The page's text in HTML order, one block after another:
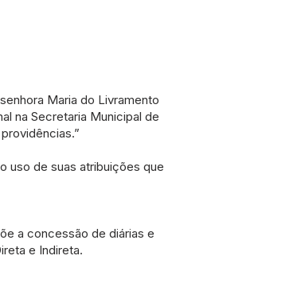
Maria do Livramento
na Secretaria Municipal de
uso de suas atribuições que
a concessão de diárias e
e Indireta.